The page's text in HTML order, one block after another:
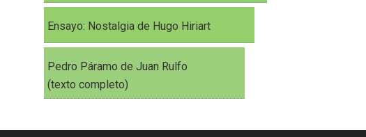
Ensayo: Nostalgia de Hugo Hiriart
Pedro Páramo de Juan Rulfo
(texto completo)